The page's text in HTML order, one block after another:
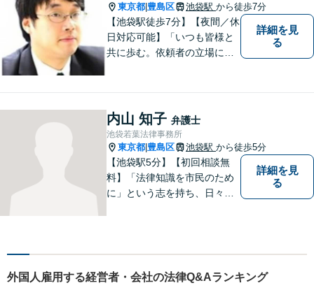
東京都 豊島区 池袋駅 から徒歩7分
【池袋駅徒歩7分】【夜間／休
日対応可能】「いつも皆様と
共に歩む。依頼者の立場に立
務など幅広く対応可能。【地
域に根ざした弁護士】依頼者
の立場から最適の解決方法を
ご提案します。
詳細を見
る
内山 知子 弁護士
池袋若葉法律事務所
東京都 豊島区 池袋駅 から徒歩5分
【池袋駅5分】【初回相談無
料】「法律知識を市民のため
に」という志を持ち、日々弁
の経験と持ち前の情熱で手厚
くサポートさせていただきま
す。【フランス語対応可能】
詳細を見
る
外国人雇用する経営者・会社の法律Q&Aランキング